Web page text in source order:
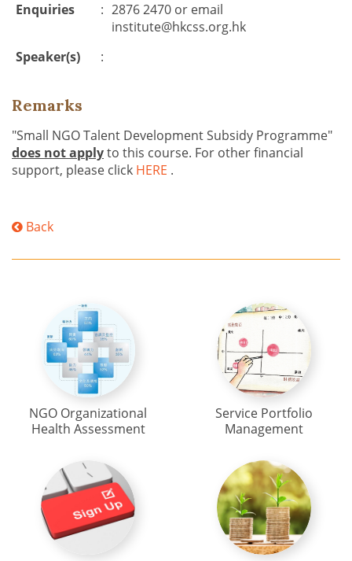
Enquiries
: 2876 2470 or email
institute@hkcss.org.hk
Speaker(s)
:
Remarks
"Small NGO Talent Development Subsidy Programme"
does not applyto this course. For other financial
support, please click HERE .
Back
NGO Organizational
Health Assessment
Service Portfolio
Management